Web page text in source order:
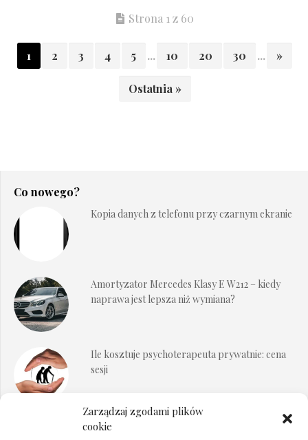
Zarządzaj zgodami plików
cookie
Strona 1 z 60
1 2 3 4 5 ... 10 20 30 ... »
Ostatnia »
Co nowego?
Kopia danych z telefonu przy czarnym ekranie
Amortyzator Mercedes Klasy E W212 – kiedy
naprawa jest lepsza niż wymiana?
Ile kosztuje psychoterapeuta prywatnie: cena
sesji
Dokumenty do odbioru przy zmianie biura